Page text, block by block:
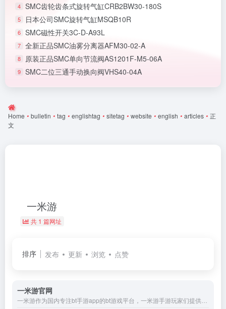
4 SMC齿轮齿条式旋转气缸CRB2BW30-180S
5 日本公司SMC旋转气缸MSQB10R
6 SMC磁性开关3C-D-A93L
7 全新正品SMC油雾分离器AFM30-02-A
8 原装正品SMC单向节流阀AS1201F-M5-06A
9 SMC二位三通手动换向阀VHS40-04A
Home • bulletin • tag • englishtag • sitetag • website • english • articles • 正
文
一米游
共 1 篇网址
排序 发布 更新 浏览 点赞
一米游官网